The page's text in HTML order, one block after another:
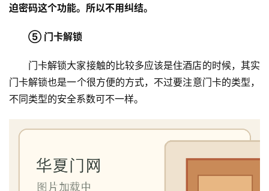
安
门
业
迫密码这个功能。所以不用纠结。
⑤ 门卡解锁
门卡解锁大家接触的比较多应该是住酒店的时候，其实
门卡解锁也是一个很方便的方式，不过要注意门卡的类型，
不同类型的安全系数可不一样。